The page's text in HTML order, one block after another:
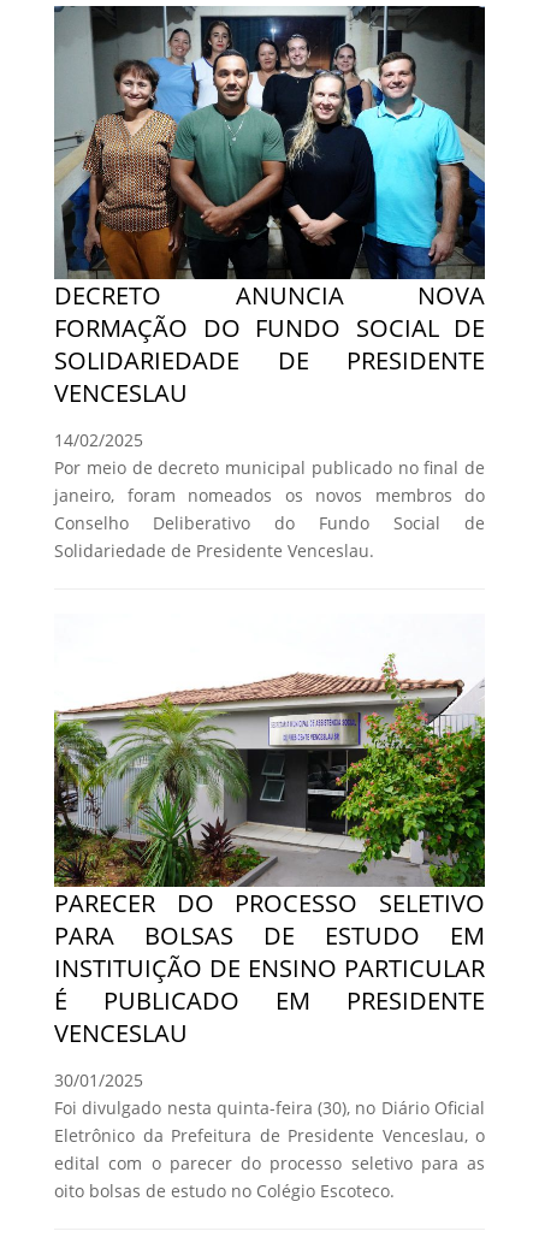
DECRETO ANUNCIA NOVA
FORMAÇÃO DO FUNDO SOCIAL DE
SOLIDARIEDADE DE PRESIDENTE
VENCESLAU
14/02/2025
Por meio de decreto municipal publicado no final de
janeiro, foram nomeados os novos membros do
Conselho Deliberativo do Fundo Social de
Solidariedade de Presidente Venceslau.
PARECER DO PROCESSO SELETIVO
PARA BOLSAS DE ESTUDO EM
INSTITUIÇÃO DE ENSINO PARTICULAR
É PUBLICADO EM PRESIDENTE
VENCESLAU
30/01/2025
Foi divulgado nesta quinta-feira (30), no Diário Oficial
Eletrônico da Prefeitura de Presidente Venceslau, o
edital com o parecer do processo seletivo para as
oito bolsas de estudo no Colégio Escoteco.